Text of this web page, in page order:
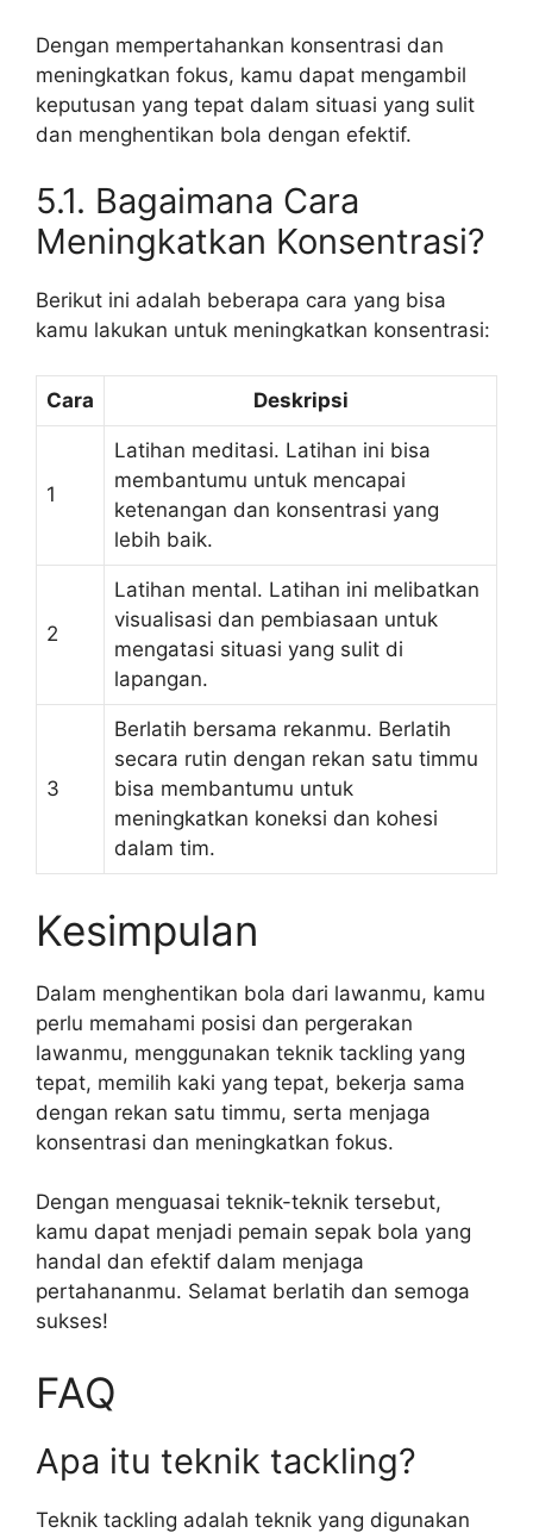
Dengan mempertahankan konsentrasi dan
meningkatkan fokus, kamu dapat mengambil
keputusan yang tepat dalam situasi yang sulit
dan menghentikan bola dengan efektif.
5.1. Bagaimana Cara
Meningkatkan Konsentrasi?
Berikut ini adalah beberapa cara yang bisa
kamu lakukan untuk meningkatkan konsentrasi:
Cara Deskripsi
1
Latihan meditasi. Latihan ini bisa
membantumu untuk mencapai
ketenangan dan konsentrasi yang
lebih baik.
2
Latihan mental. Latihan ini melibatkan
visualisasi dan pembiasaan untuk
mengatasi situasi yang sulit di
lapangan.
3
Berlatih bersama rekanmu. Berlatih
secara rutin dengan rekan satu timmu
bisa membantumu untuk
meningkatkan koneksi dan kohesi
dalam tim.
Kesimpulan
Dalam menghentikan bola dari lawanmu, kamu
perlu memahami posisi dan pergerakan
lawanmu, menggunakan teknik tackling yang
tepat, memilih kaki yang tepat, bekerja sama
dengan rekan satu timmu, serta menjaga
konsentrasi dan meningkatkan fokus.
Dengan menguasai teknik-teknik tersebut,
kamu dapat menjadi pemain sepak bola yang
handal dan efektif dalam menjaga
pertahananmu. Selamat berlatih dan semoga
sukses!
FAQ
Apa itu teknik tackling?
Teknik tackling adalah teknik yang digunakan